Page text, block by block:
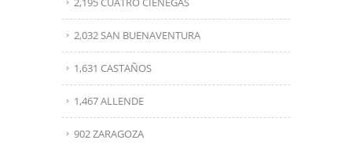
2,032 SAN BUENAVENTURA
1,631 CASTAÑOS
1,467 ALLENDE
902 ZARAGOZA